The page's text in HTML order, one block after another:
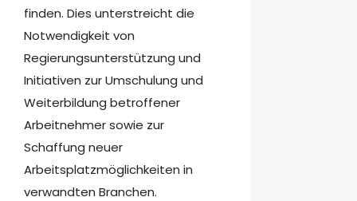
finden. Dies unterstreicht die
Notwendigkeit von
Regierungsunterstützung und
Initiativen zur Umschulung und
Weiterbildung betroffener
Arbeitnehmer sowie zur
Schaffung neuer
Arbeitsplatzmöglichkeiten in
verwandten Branchen.